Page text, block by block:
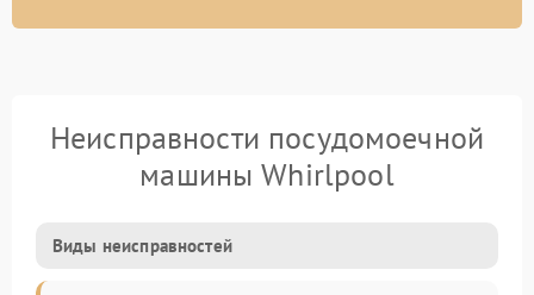
Неисправности посудомоечной
машины Whirlpool
Виды неисправностей